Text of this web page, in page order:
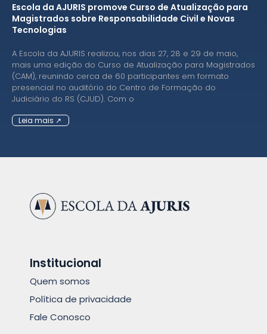
Escola da AJURIS promove Curso de Atualização para
Magistrados sobre Responsabilidade Civil e Novas
Tecnologias
A Escola da AJURIS realizou, nos dias 27, 28 e 29 de maio,
mais uma edição do Curso de Atualização para Magistrados
(CAM), reunindo cerca de 60 participantes em formato
presencial no auditório do Centro de Formação do
Judiciário do RS (CJUD). Com o
Leia mais ↗
Institucional
Quem somos
Política de privacidade
Fale Conosco